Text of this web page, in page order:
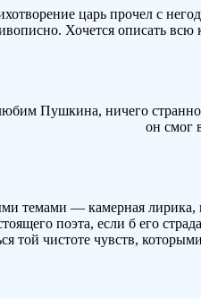
царь прочел с
Хочется описать всю
Пушкина, ничего
он смог
темами — камерная лирика,
поэта, если б его
той чистоте чувств,